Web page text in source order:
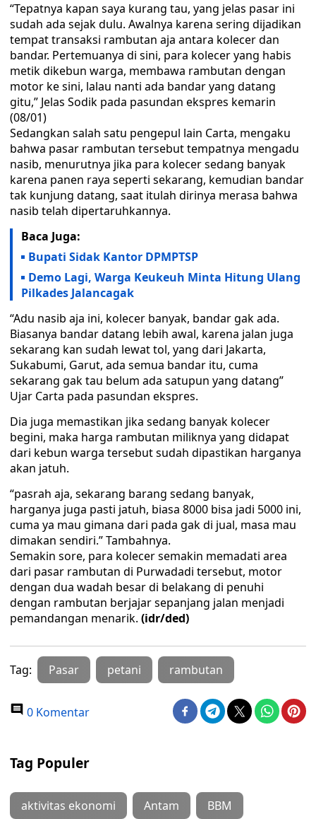
“Tepatnya kapan saya kurang tau, yang jelas pasar ini
sudah ada sejak dulu. Awalnya karena sering dijadikan
tempat transaksi rambutan aja antara kolecer dan
bandar. Pertemuanya di sini, para kolecer yang habis
metik dikebun warga, membawa rambutan dengan
motor ke sini, lalau nanti ada bandar yang datang
gitu,” Jelas Sodik pada pasundan ekspres kemarin
(08/01)
Sedangkan salah satu pengepul lain Carta, mengaku
bahwa pasar rambutan tersebut tempatnya mengadu
nasib, menurutnya jika para kolecer sedang banyak
karena panen raya seperti sekarang, kemudian bandar
tak kunjung datang, saat itulah dirinya merasa bahwa
nasib telah dipertaruhkannya.
Baca Juga:
Bupati Sidak Kantor DPMPTSP
Demo Lagi, Warga Keukeuh Minta Hitung Ulang
Pilkades Jalancagak
“Adu nasib aja ini, kolecer banyak, bandar gak ada.
Biasanya bandar datang lebih awal, karena jalan juga
sekarang kan sudah lewat tol, yang dari Jakarta,
Sukabumi, Garut, ada semua bandar itu, cuma
sekarang gak tau belum ada satupun yang datang”
Ujar Carta pada pasundan ekspres.
Dia juga memastikan jika sedang banyak kolecer
begini, maka harga rambutan miliknya yang didapat
dari kebun warga tersebut sudah dipastikan harganya
akan jatuh.
“pasrah aja, sekarang barang sedang banyak,
harganya juga pasti jatuh, biasa 8000 bisa jadi 5000 ini,
cuma ya mau gimana dari pada gak di jual, masa mau
dimakan sendiri.” Tambahnya.
Semakin sore, para kolecer semakin memadati area
dari pasar rambutan di Purwadadi tersebut, motor
dengan dua wadah besar di belakang di penuhi
dengan rambutan berjajar sepanjang jalan menjadi
pemandangan menarik. (idr/ded)
Tag: Pasar petani rambutan
0 Komentar
Tag Populer
aktivitas ekonomi Antam BBM